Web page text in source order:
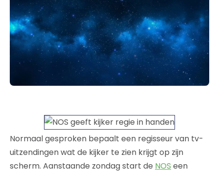
Normaal gesproken bepaalt een regisseur van tv-
uitzendingen wat de kijker te zien krijgt op zijn
scherm. Aanstaande zondag start de NOS een